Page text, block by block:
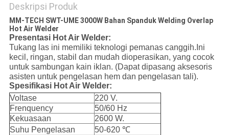
Deskripsi Produk
MM-TECH SWT-UME 3000W Bahan Spanduk Welding Overlap
Hot Air Welder
Presentasi Hot Air Welder:
Tukang las ini memiliki teknologi pemanas canggih.Ini
kecil, ringan, stabil dan mudah dioperasikan, yang cocok
untuk sambungan kain iklan. (Dapat dipasang aksesoris
asisten untuk pengelasan hem dan pengelasan tali).
Spesifikasi Hot Air Welder:
Voltase
220 V.
Frenquency
50/60 Hz
Kekuasaan
2600 W.
Suhu Pengelasan
50-620 ℃